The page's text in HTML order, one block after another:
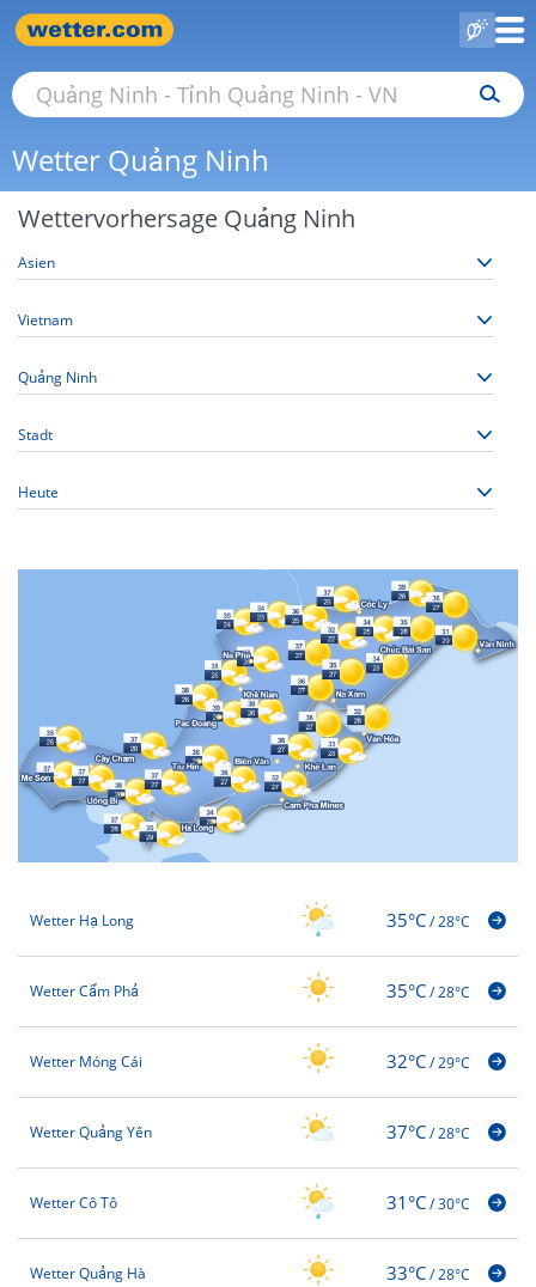
Wetter Quảng Ninh
Wettervorhersage Quảng Ninh
Wetter Hạ Long 35°C/28°C
Wetter Cẩm Phả 35°C/28°C
Wetter Móng Cái 32°C/29°C
Wetter Quảng Yên 37°C/28°C
Wetter Cô Tô 31°C/30°C
Wetter Quảng Hà 33°C/28°C